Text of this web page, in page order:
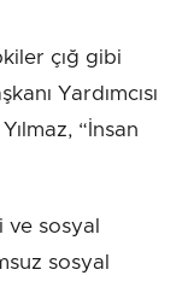
çığ gibi
Yardımcısı
“İnsan
ve sosyal
sosyal